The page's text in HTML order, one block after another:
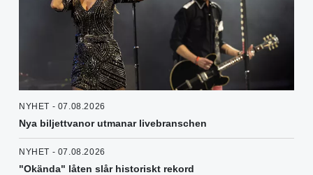
NYHET - 07.08.2026
Nya biljettvanor utmanar livebranschen
NYHET - 07.08.2026
"Okända" låten slår historiskt rekord